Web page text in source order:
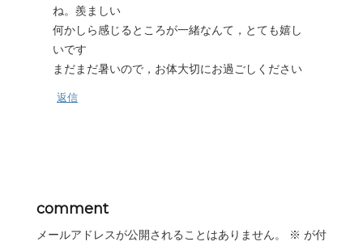
ね。羨ましい
何かしら感じるところが一緒なんて，とても嬉し
いです
まだまだ暑いので，お体大切にお過ごしください
返信
comment
メールアドレスが公開されることはありません。 ※ が付